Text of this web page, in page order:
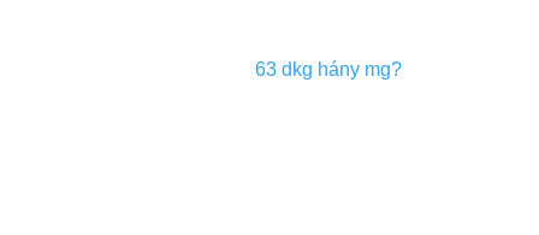
63 dkg hány mg?